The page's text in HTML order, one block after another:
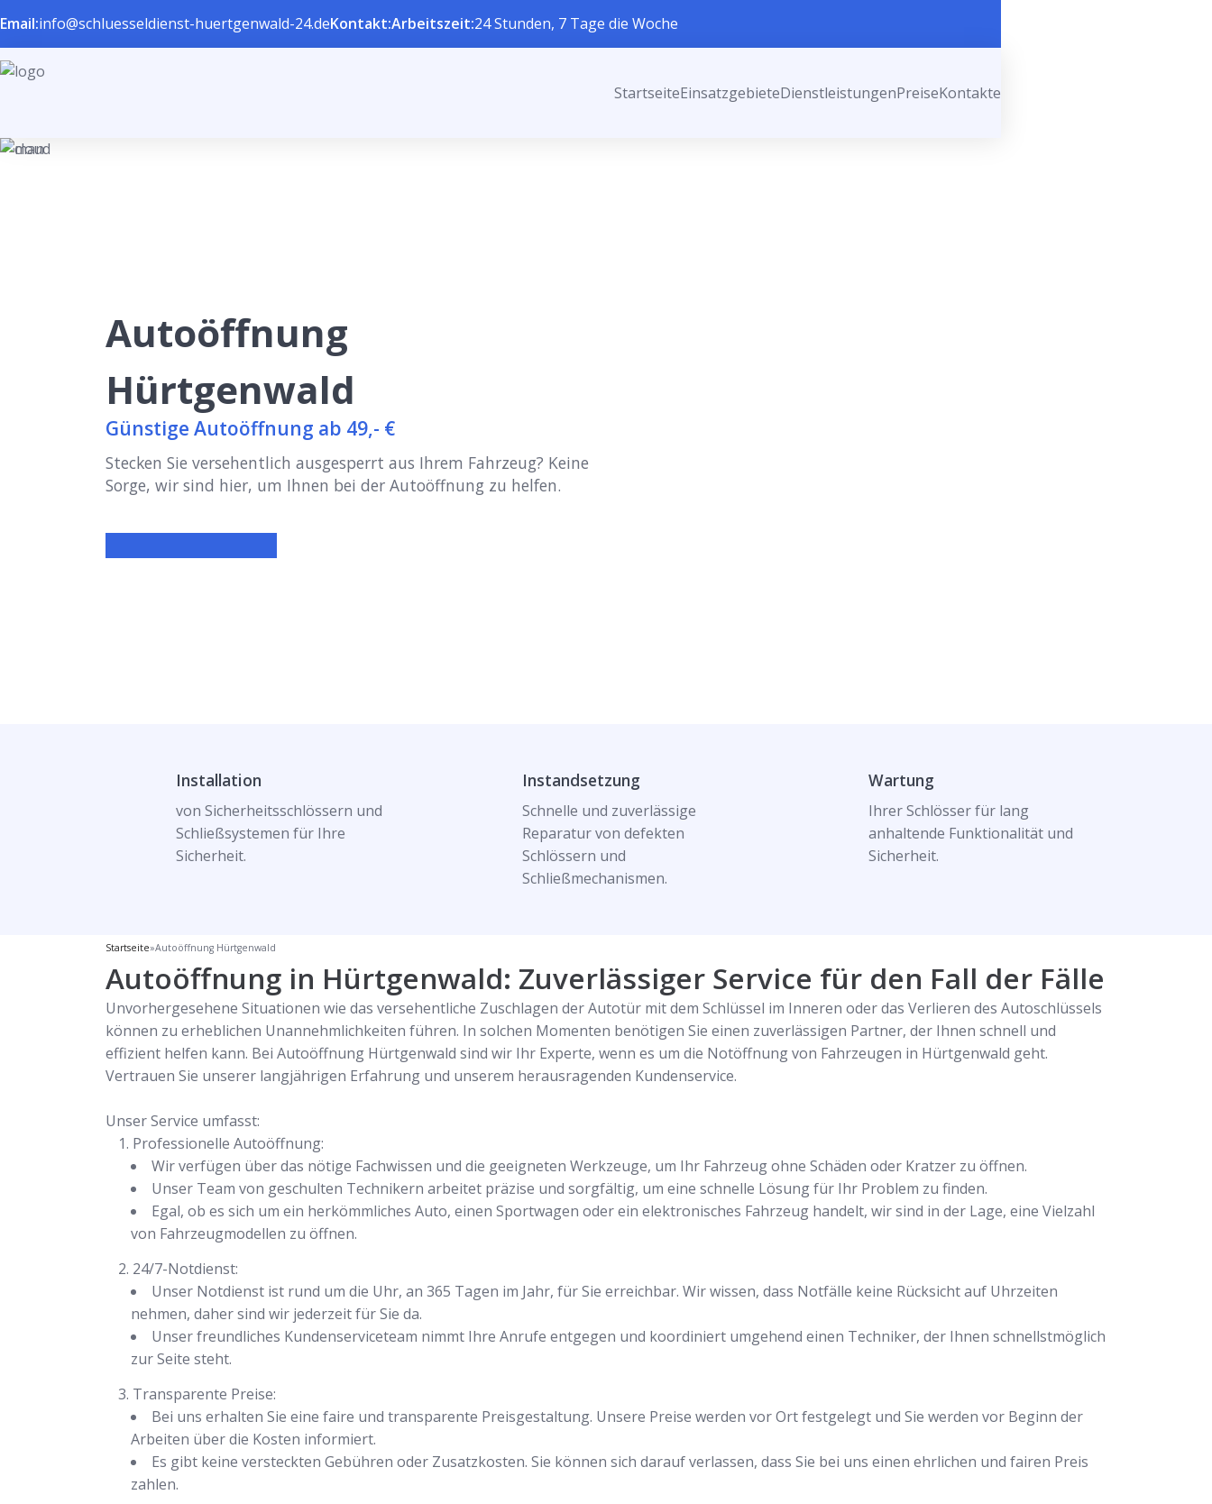
Email:info@schluesseldienst-huertgenwald-24.deKontakt:Arbeitszeit:24 Stunden, 7 Tage die Woche
StartseiteEinsatzgebieteDienstleistungenPreiseKontakte
Autoöffnung
Hürtgenwald
Günstige Autoöffnung ab 49,- €
Stecken Sie versehentlich ausgesperrt aus Ihrem Fahrzeug? Keine
Sorge, wir sind hier, um Ihnen bei der Autoöffnung zu helfen.
Installation
von Sicherheitsschlössern und
Schließsystemen für Ihre
Sicherheit.
Instandsetzung
Schnelle und zuverlässige
Reparatur von defekten
Schlössern und
Schließmechanismen.
Wartung
Ihrer Schlösser für lang
anhaltende Funktionalität und
Sicherheit.
Startseite»Autoöffnung Hürtgenwald
Autoöffnung in Hürtgenwald: Zuverlässiger Service für den Fall der Fälle
Unvorhergesehene Situationen wie das versehentliche Zuschlagen der Autotür mit dem Schlüssel im Inneren oder das Verlieren des Autoschlüssels
können zu erheblichen Unannehmlichkeiten führen. In solchen Momenten benötigen Sie einen zuverlässigen Partner, der Ihnen schnell und
effizient helfen kann. Bei Autoöffnung Hürtgenwald sind wir Ihr Experte, wenn es um die Notöffnung von Fahrzeugen in Hürtgenwald geht.
Vertrauen Sie unserer langjährigen Erfahrung und unserem herausragenden Kundenservice.
Unser Service umfasst:
Professionelle Autoöffnung:
Wir verfügen über das nötige Fachwissen und die geeigneten Werkzeuge, um Ihr Fahrzeug ohne Schäden oder Kratzer zu öffnen.
Unser Team von geschulten Technikern arbeitet präzise und sorgfältig, um eine schnelle Lösung für Ihr Problem zu finden.
Egal, ob es sich um ein herkömmliches Auto, einen Sportwagen oder ein elektronisches Fahrzeug handelt, wir sind in der Lage, eine Vielzahl
von Fahrzeugmodellen zu öffnen.
24/7-Notdienst:
Unser Notdienst ist rund um die Uhr, an 365 Tagen im Jahr, für Sie erreichbar. Wir wissen, dass Notfälle keine Rücksicht auf Uhrzeiten
nehmen, daher sind wir jederzeit für Sie da.
Unser freundliches Kundenserviceteam nimmt Ihre Anrufe entgegen und koordiniert umgehend einen Techniker, der Ihnen schnellstmöglich
zur Seite steht.
Transparente Preise:
Bei uns erhalten Sie eine faire und transparente Preisgestaltung. Unsere Preise werden vor Ort festgelegt und Sie werden vor Beginn der
Arbeiten über die Kosten informiert.
Es gibt keine versteckten Gebühren oder Zusatzkosten. Sie können sich darauf verlassen, dass Sie bei uns einen ehrlichen und fairen Preis
zahlen.